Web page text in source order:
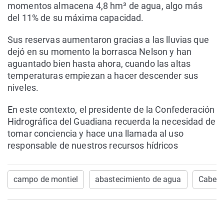
momentos almacena 4,8 hm³ de agua, algo más
del 11% de su máxima capacidad.
Sus reservas aumentaron gracias a las lluvias que
dejó en su momento la borrasca Nelson y han
aguantado bien hasta ahora, cuando las altas
temperaturas empiezan a hacer descender sus
niveles.
En este contexto, el presidente de la Confederación
Hidrográfica del Guadiana recuerda la necesidad de
tomar conciencia y hace una llamada al uso
responsable de nuestros recursos hídricos
campo de montiel abastecimiento de agua